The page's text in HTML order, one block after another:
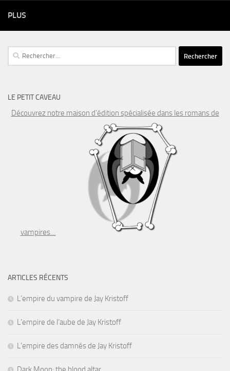
PLUS
Rechercher :
LE PETIT CAVEAU
Découvrez notre maison d’édition spécialisée dans les romans de
vampires…
ARTICLES RÉCENTS
L’empire du vampire de Jay Kristoff
L’empire de l’aube de Jay Kristoff
L’empire des damnés de Jay Kristoff